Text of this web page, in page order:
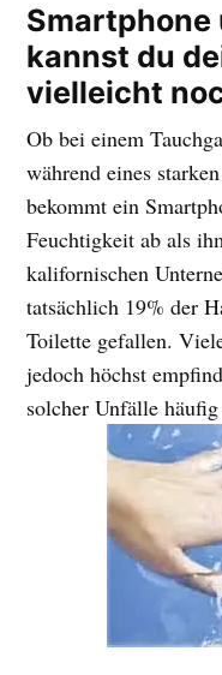
Smartphone
kannst du
vielleicht
Ob bei einem
während eines
bekommt ein
Feuchtigkeit ab als
kalifornischen
tatsächlich 19% der
Toilette gefallen.
jedoch höchst
solcher Unfälle